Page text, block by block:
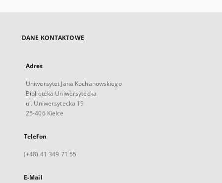
DANE KONTAKTOWE
Adres
Uniwersytet Jana Kochanowskiego
Biblioteka Uniwersytecka
ul. Uniwersytecka 19
25-406 Kielce
Telefon
(+48) 41 349 71 55
E-Mail